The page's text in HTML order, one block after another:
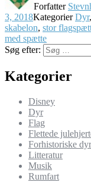
Forfatter
3, 2018KategorierDyr,
skabelon, stor
med spætte
Søg efter:
Kategorier
Disney
Dyr
Flag
Flettede
Forhistoriske dyr
Litteratur
Musik
Rumfart